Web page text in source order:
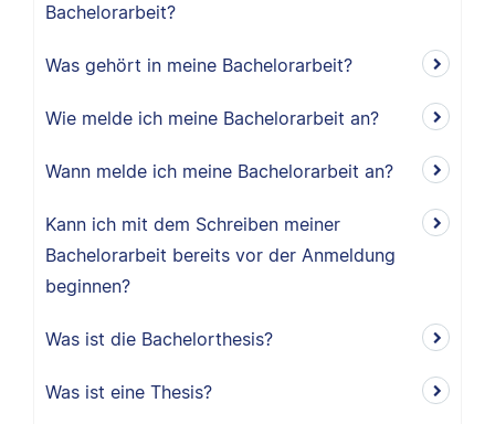
Bachelorarbeit?
Was gehört in meine Bachelorarbeit?
Wie melde ich meine Bachelorarbeit an?
Wann melde ich meine Bachelorarbeit an?
Kann ich mit dem Schreiben meiner
Bachelorarbeit bereits vor der Anmeldung
beginnen?
Was ist die Bachelorthesis?
Was ist eine Thesis?